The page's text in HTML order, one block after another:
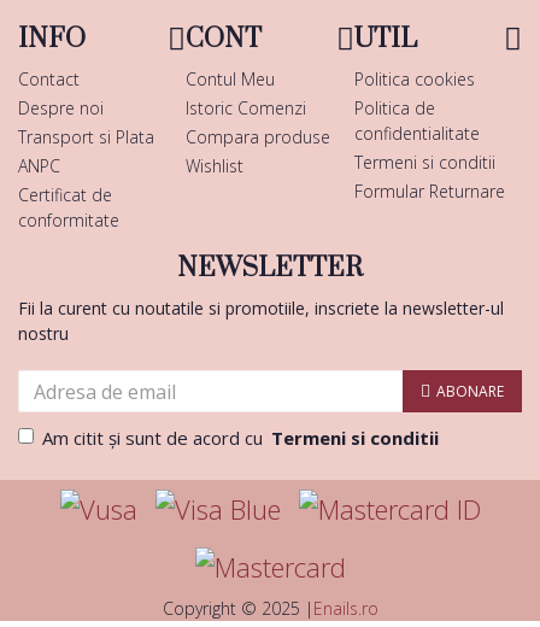
INFO
Contact
Despre noi
Transport si Plata
ANPC
Certificat de
conformitate
CONT
Contul Meu
Istoric Comenzi
Compara produse
Wishlist
UTIL
Politica cookies
Politica de
confidentialitate
Termeni si conditii
Formular Returnare
NEWSLETTER
Fii la curent cu noutatile si promotiile, inscriete la newsletter-ul
nostru
ABONARE
Am citit şi sunt de acord cu Termeni si conditii
Copyright © 2025 | Enails.ro